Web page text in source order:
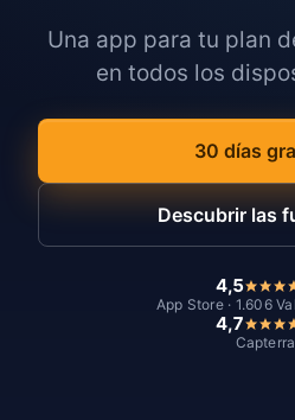
Una app para tu plan
en todos los
30 días
Descubrir las
4,5
App Store · 1.606
4,7
Capterra